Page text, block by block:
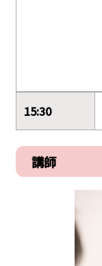
15:30
講師